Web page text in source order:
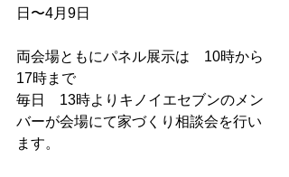
日〜4月9日
両会場ともにパネル展示は　10時から
17時まで
毎日　13時よりキノイエセブンのメン
バーが会場にて家づくり相談会を行い
ます。